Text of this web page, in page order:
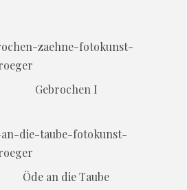
Gebrochen I
Öde an die Taube